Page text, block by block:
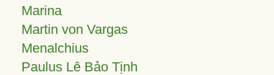
Marina
Martin von Vargas
Menalchius
Paulus Lê Bảo Tịnh